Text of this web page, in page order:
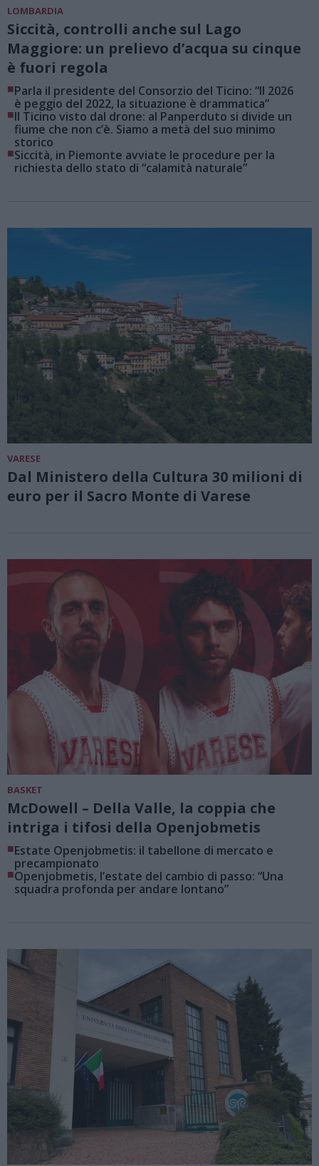
LOMBARDIA
Siccità, controlli anche sul Lago
Maggiore: un prelievo d’acqua su cinque
è fuori regola
■Parla il presidente del Consorzio del Ticino: “Il 2026
è peggio del 2022, la situazione è drammatica”
■Il Ticino visto dal drone: al Panperduto si divide un
fiume che non c’è. Siamo a metà del suo minimo
storico
■Siccità, in Piemonte avviate le procedure per la
richiesta dello stato di “calamità naturale”
VARESE
Dal Ministero della Cultura 30 milioni di
euro per il Sacro Monte di Varese
BASKET
McDowell – Della Valle, la coppia che
intriga i tifosi della Openjobmetis
■Estate Openjobmetis: il tabellone di mercato e
precampionato
■Openjobmetis, l’estate del cambio di passo: “Una
squadra profonda per andare lontano”